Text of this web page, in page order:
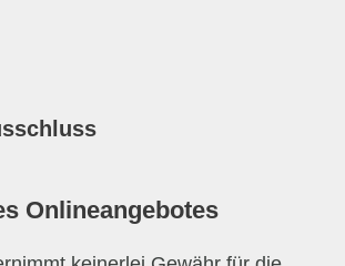
Onlineangebotes